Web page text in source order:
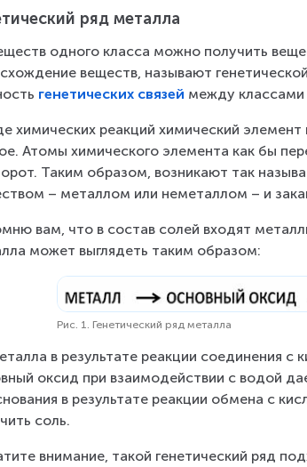
ряд металла
одного класса можно получить
веществ, называют
генетических связей между классами
химических реакций химический
Атомы химического элемента как бы
Таким образом, возникают так
– металлом или неметаллом – и
вам, что в состав солей входят
может выглядеть таким образом:
Рис. 1. Генетический ряд металла
в результате реакции соединения
оксид при взаимодействии с водой
в результате реакции обмена с
соль.
внимание, такой генетический ряд